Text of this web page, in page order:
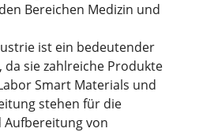
Bereichen Medizin und
ist ein bedeutender
sie zahlreiche Produkte
Smart Materials und
stehen für die
von